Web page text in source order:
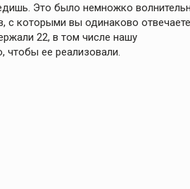
Это было немножко
с которыми вы одинаково
22, в том числе нашу
чтобы ее реализовали.